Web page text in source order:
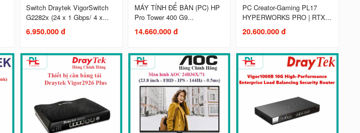
Switch Draytek VigorSwitch
G2282x (24 x 1 Gbps/ 4 x...
6.950.000 đ
MÁY TÍNH ĐỂ BÀN (PC) HP
Pro Tower 400 G9...
14.660.000 đ
PC Creator-Gaming PL17
HYPERWORKS PRO | RTX...
20.600.000 đ